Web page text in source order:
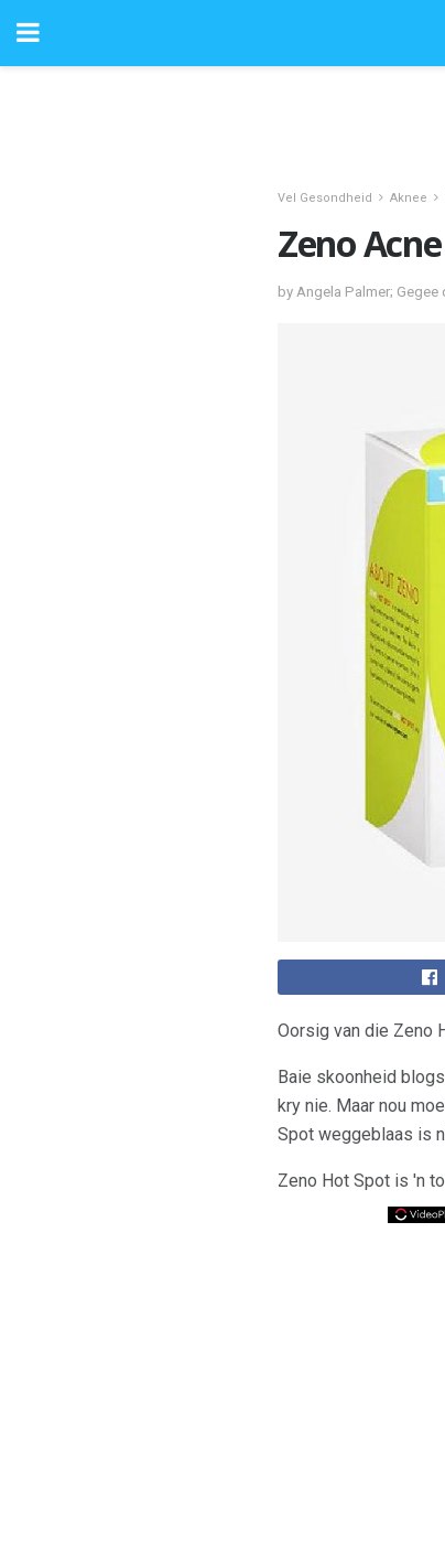
Vel Gesondheid Aknee
Zeno
by Angela Palmer; Gegee
Oorsig van die Zeno
Baie skoonheid
kry nie. Maar nou
Spot weggeblaas is
Zeno Hot Spot is 'n